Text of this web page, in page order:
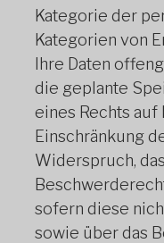
Kategorie der
Kategorien von
Ihre Daten
die geplante
eines Rechts auf
Einschränkung
Widerspruch,
sofern diese
sowie über das